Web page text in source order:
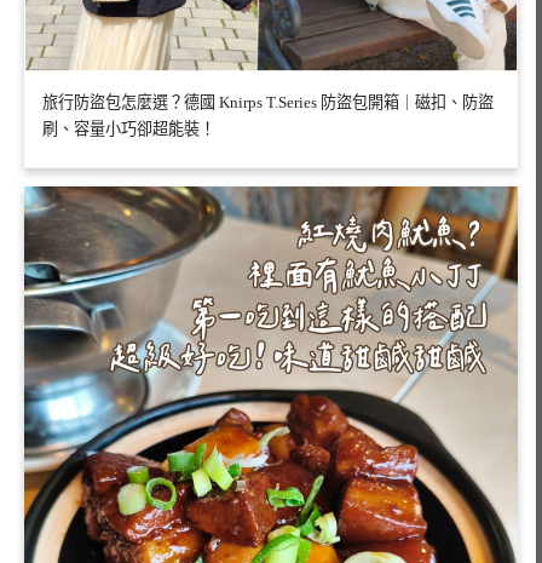
旅行防盜包怎麼選？德國 Knirps T.Series 防盜包開箱｜磁扣、防盜
刷、容量小巧卻超能裝！